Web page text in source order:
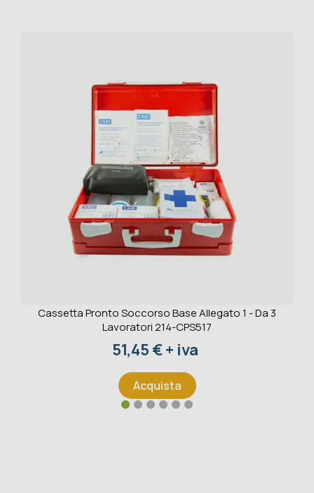
Cassetta Pronto Soccorso Base Allegato 1 - Da 3
Lavoratori 214-CPS517
Prezzo
51,45 € + iva
Acquista